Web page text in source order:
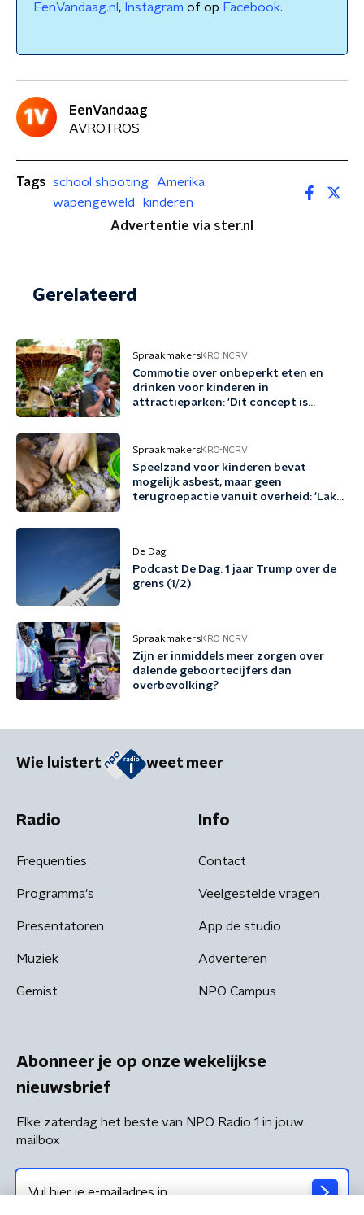
EenVandaag.nl , Instagram of op Facebook.
EenVandaag
AVROTROS
Tags school shooting
Amerika
wapengeweld
kinderen
Advertentie via ster.nl
Gerelateerd
SpraakmakersKRO-NCRV
Commotie over onbeperkt eten en
drinken voor kinderen in
attractieparken: 'Dit concept is
SpraakmakersKRO-NCRV
Speelzand voor kinderen bevat
mogelijk asbest, maar geen
terugroepactie vanuit overheid: 'Laks
De Dag
Podcast De Dag: 1 jaar Trump over de
grens (1/2)
SpraakmakersKRO-NCRV
Zijn er inmiddels meer zorgen over
dalende geboortecijfers dan
overbevolking?
Wie luistert weet meer
Radio
Frequenties
Programma's
Presentatoren
Muziek
Gemist
Info
Contact
Veelgestelde vragen
App de studio
Adverteren
NPO Campus
Abonneer je op onze wekelijkse
nieuwsbrief
Elke zaterdag het beste van NPO Radio 1 in jouw
mailbox